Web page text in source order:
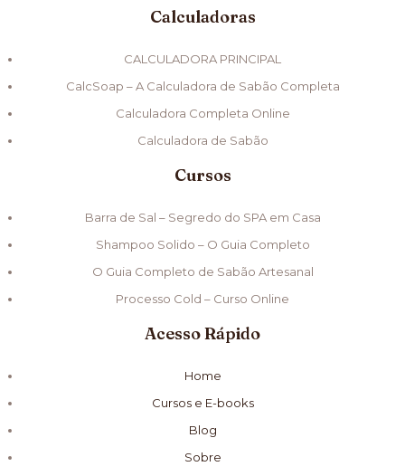
Calculadoras
CALCULADORA PRINCIPAL
CalcSoap – A Calculadora de Sabão Completa
Calculadora Completa Online
Calculadora de Sabão
Cursos
Barra de Sal – Segredo do SPA em Casa
Shampoo Solido – O Guia Completo
O Guia Completo de Sabão Artesanal
Processo Cold – Curso Online
Acesso Rápido
Home
Cursos e E-books
Blog
Sobre